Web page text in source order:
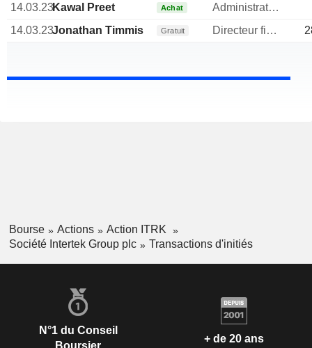
14.03.23Kawal Preet Achat
Administrateur
14.03.23Jonathan Timmis Gratuit Directeur financier
Bourse Actions
Action ITRK
Société Intertek Group plc
Transactions d'initiés
N°1 du Conseil
Boursier
+ de 20 ans